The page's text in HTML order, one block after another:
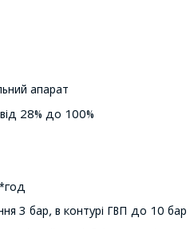
апарат
28% до 100%
3 бар, в контурі ГВП до 10 бар